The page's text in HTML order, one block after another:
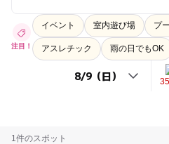
注目！
イベント 室内遊び場 プ
アスレチック 雨の日でもOK
1件のスポット